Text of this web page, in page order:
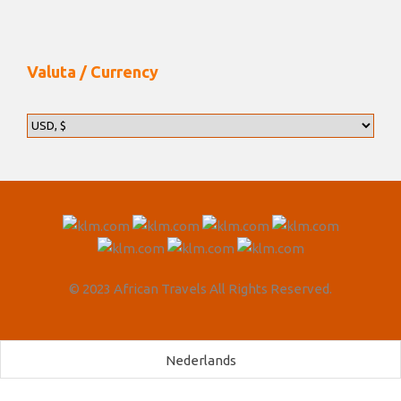
is om de lange reis tussen Rundu en Katima Mulilo te
doorbreken, moet Mahango Game Park worden
opgenomen. De route door het park rijden duurt
met een sedan kan worden gereden. Het is een
bezoek waard.
In Mahango leven veel dieren. Er zijn grote kuddes
Valuta / Currency
© 2023 African Travels All Rights Reserved.
Nederlands